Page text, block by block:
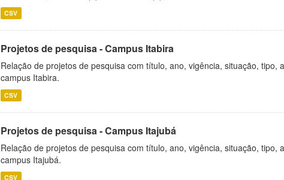
CSV
Projetos de pesquisa - Campus Itabira
Relação de projetos de pesquisa com título, ano, vigência, situação, tipo,
campus Itabira.
CSV
Projetos de pesquisa - Campus Itajubá
Relação de projetos de pesquisa com título, ano, vigência, situação, tipo,
campus Itajubá.
CSV